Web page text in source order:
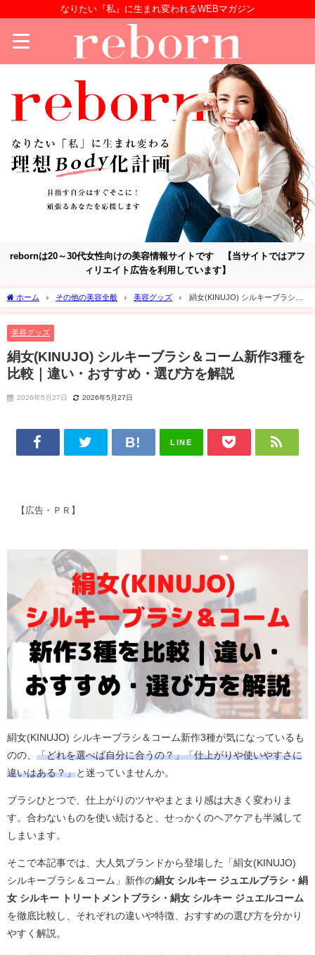
なりたい『私』に生まれ変われるWEBマガジン
rebornは20～30代女性向けの美容情報サイトです 【当サイトではアフ
ィリエイト広告を利用しています】
ホーム その他の美容全般 美容グッズ
絹女(KINUJO) シルキーブラシ＆
美容グッズ
絹女(KINUJO) シルキーブラシ＆コーム新作3種を
比較｜違い・おすすめ・選び方を解説
2026年5月27日 2026年5月27日
LINE
【広告・ＰＲ】
絹女(KINUJO) シルキーブラシ＆コーム新作3種が気になっているも
のの、 「どれを選べば自分に合うの？」「仕上がりや使いやすさに
違いはある？」と迷っていませんか。
ブラシひとつで、仕上がりのツヤやまとまり感は大きく変わりま
す。合わないものを使い続けると、せっかくのヘアケアも半減して
しまいます。
そこで本記事では、大人気ブランドから登場した「絹女(KINUJO)
シルキーブラシ＆コーム」新作の絹女 シルキー ジュエルブラシ・絹
女 シルキー トリートメントブラシ・絹女 シルキー ジュエルコーム
を徹底比較し、それぞれの違いや特徴、おすすめの選び方を分かり
やすく解説。